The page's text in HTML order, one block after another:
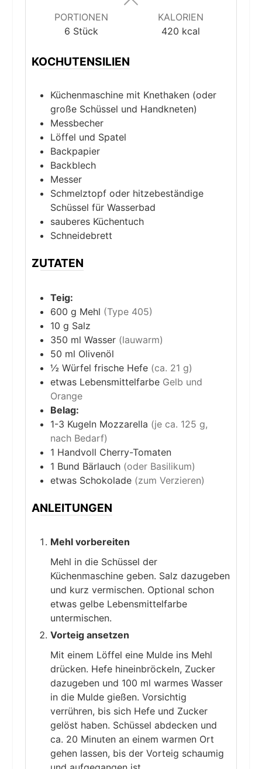
PORTIONEN
6 Stück
KALORIEN
420 kcal
KOCHUTENSILIEN
Küchenmaschine mit Knethaken (oder
große Schüssel und Handkneten)
Messbecher
Löffel und Spatel
Backpapier
Backblech
Messer
Schmelztopf oder hitzebeständige
Schüssel für Wasserbad
sauberes Küchentuch
Schneidebrett
ZUTATEN
Teig:
600 g Mehl (Type 405)
10 g Salz
350 ml Wasser (lauwarm)
50 ml Olivenöl
½ Würfel frische Hefe (ca. 21 g)
etwas Lebensmittelfarbe Gelb und
Orange
Belag:
1-3 Kugeln Mozzarella (je ca. 125 g,
nach Bedarf)
1 Handvoll Cherry-Tomaten
1 Bund Bärlauch (oder Basilikum)
etwas Schokolade (zum Verzieren)
ANLEITUNGEN
Mehl vorbereiten
Mehl in die Schüssel der
Küchenmaschine geben. Salz dazugeben
und kurz vermischen. Optional schon
etwas gelbe Lebensmittelfarbe
untermischen.
Vorteig ansetzen
Mit einem Löffel eine Mulde ins Mehl
drücken. Hefe hineinbröckeln, Zucker
dazugeben und 100 ml warmes Wasser
in die Mulde gießen. Vorsichtig
verrühren, bis sich Hefe und Zucker
gelöst haben. Schüssel abdecken und
ca. 20 Minuten an einem warmen Ort
gehen lassen, bis der Vorteig schaumig